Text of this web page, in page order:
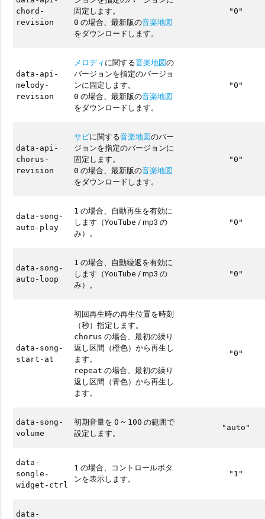
chord-
revision
固定します。
0 の場合、最新版の音楽地図
をダウンロードします。
"0"
data-api-
melody-
revision
メロディに関する音楽地図の
バージョンを指定のバージョ
ンに固定します。
0 の場合、最新版の音楽地図
をダウンロードします。
"0"
data-api-
chorus-
revision
サビに関する音楽地図のバー
ジョンを指定のバージョンに
固定します。
0 の場合、最新版の音楽地図
をダウンロードします。
"0"
data-song-
auto-play
1 の場合、自動再生を有効に
します（YouTube / mp3 の
み）。
"0"
data-song-
auto-loop
1 の場合、自動繰返を有効に
します（YouTube / mp3 の
み）。
"0"
data-song-
start-at
初回再生時の再生位置を時刻
（秒）指定します。
chorus の場合、最初の繰り
返し区間（橙色）から再生し
ます。
repeat の場合、最初の繰り
返し区間（青色）から再生し
ます。
"0"
data-song-
volume
初期音量を0 ~ 100 の範囲で
設定します。
"auto"
data-
songle-
widget-ctrl
1 の場合、コントロールボタ
ンを表示します。
"1"
data-